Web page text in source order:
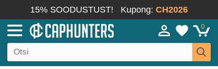
15% SOODUSTUST! Kupong: CH2026
0